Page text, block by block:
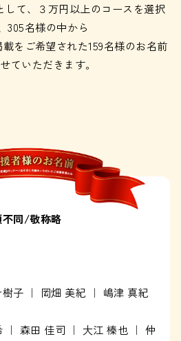
して、３万円以上のコースを選択
305名様の中から
をご希望された159名様のお名前
ていただきます。
不同/敬称略
子 ｜ 岡畑 美紀 ｜ 嶋津 真紀
｜ 森田 佳司 ｜ 大江 榛也 ｜ 仲